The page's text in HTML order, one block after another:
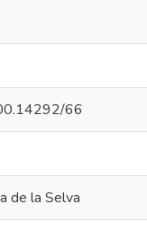
66
de la Selva